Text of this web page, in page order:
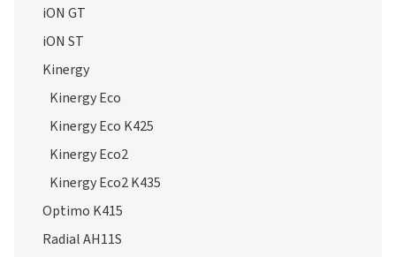
iON GT
iON ST
Kinergy
Kinergy Eco
Kinergy Eco K425
Kinergy Eco2
Kinergy Eco2 K435
Optimo K415
Radial AH11S